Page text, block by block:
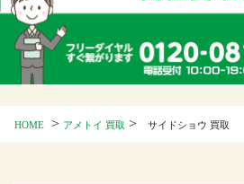
HOME > アメトイ 買取 > サイドショウ 買取